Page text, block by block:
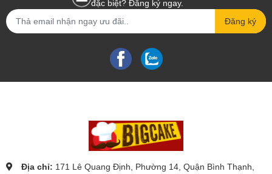
đặc biệt? Đăng ký ngay.
Đăng ký
Địa chỉ: 171 Lê Quang Định, Phường 14, Quận Bình Thạnh,